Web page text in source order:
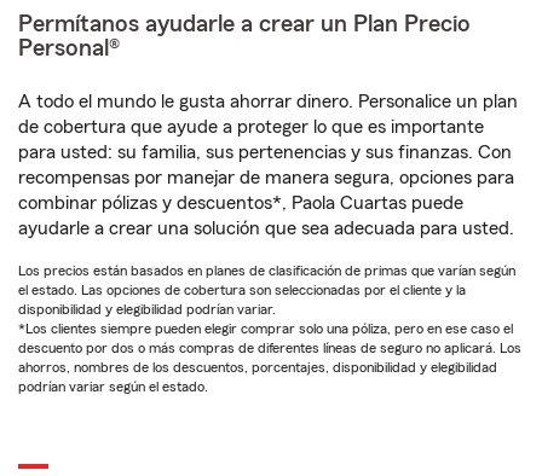
Permítanos ayudarle a crear un Plan Precio
Personal®
A todo el mundo le gusta ahorrar dinero. Personalice un plan
de cobertura que ayude a proteger lo que es importante
para usted: su familia, sus pertenencias y sus finanzas. Con
recompensas por manejar de manera segura, opciones para
combinar pólizas y descuentos*, Paola Cuartas puede
ayudarle a crear una solución que sea adecuada para usted.
Los precios están basados en planes de clasificación de primas que varían según
el estado. Las opciones de cobertura son seleccionadas por el cliente y la
disponibilidad y elegibilidad podrían variar.
*Los clientes siempre pueden elegir comprar solo una póliza, pero en ese caso el
descuento por dos o más compras de diferentes líneas de seguro no aplicará. Los
ahorros, nombres de los descuentos, porcentajes, disponibilidad y elegibilidad
podrían variar según el estado.